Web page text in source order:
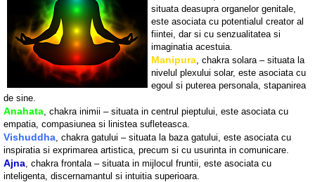
situata deasupra organelor genitale,
este asociata cu potentialul creator al
fiintei, dar si cu senzualitatea si
imaginatia acestuia.
Manipura , chakra solara – situata la
nivelul plexului solar, este asociata cu
egoul si puterea personala, stapanirea
de sine.
Anahata , chakra inimii – situata in centrul pieptului, este asociata cu
empatia, compasiunea si linistea sufleteasca.
Vishuddha , chakra gatului – situata la baza gatului, este asociata cu
inspiratia si exprimarea artistica, precum si cu usurinta in comunicare.
Ajna , chakra frontala – situata in mijlocul fruntii, este asociata cu
inteligenta, discernamantul si intuitia superioara.